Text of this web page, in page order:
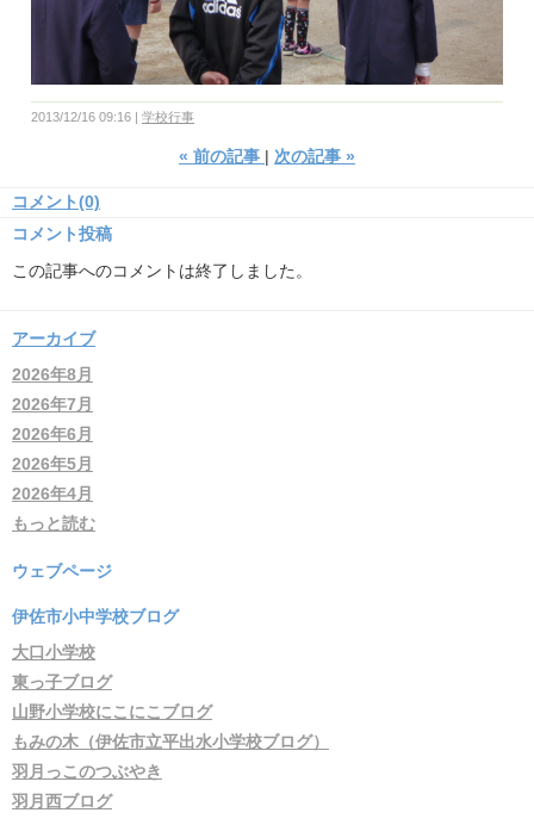
2013/12/16 09:16 学校行事
« 前の記事 次の記事 »
コメント(0)
コメント投稿
この記事へのコメントは終了しました。
アーカイブ
2026年8月
2026年7月
2026年6月
2026年5月
2026年4月
もっと読む
ウェブページ
伊佐市小中学校ブログ
大口小学校
東っ子ブログ
山野小学校にこにこブログ
もみの木（伊佐市立平出水小学校ブログ）
羽月っこのつぶやき
羽月西ブログ